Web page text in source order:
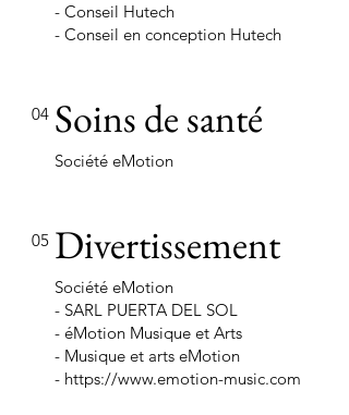
- Conseil Hutech
- Conseil en conception Hutech
04 Soins de santé
Société eMotion
05 Divertissement
Société eMotion
- SARL PUERTA DEL SOL
- éMotion Musique et Arts
- Musique et arts eMotion
- https://www.emotion-music.com